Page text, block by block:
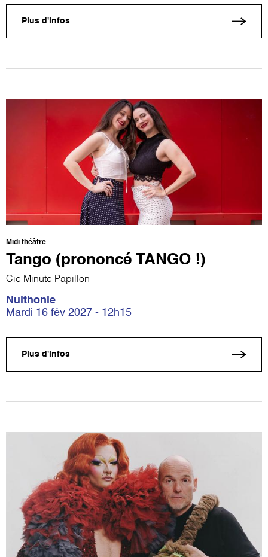
Plus d'infos
Midi théâtre
Tango (prononcé TANGO !)
Cie Minute Papillon
Nuithonie
Mardi 16 fév 2027 - 12h15
Plus d'infos